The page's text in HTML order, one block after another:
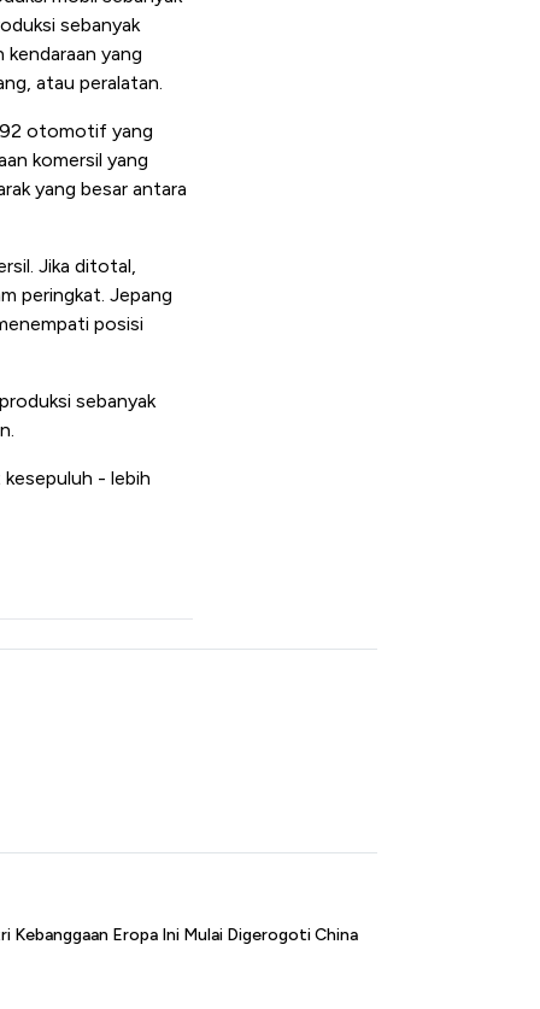
sebanyak
yang
atau peralatan.
otomotif yang
komersil yang
yang besar antara
Jika ditotal,
peringkat. Jepang
posisi
sebanyak
kesepuluh - lebih
Kebanggaan Eropa Ini Mulai Digerogoti China